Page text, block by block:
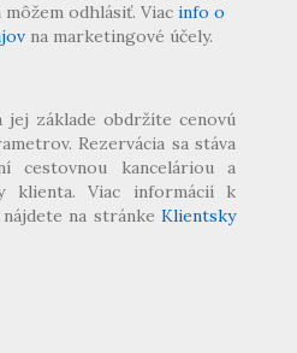
odhlásiť. Viac info o
na marketingové účely.
jej základe obdržíte cenovú
Rezervácia sa stáva
cestovnou kanceláriou a
klienta. Viac informácií k
na stránke Klientsky